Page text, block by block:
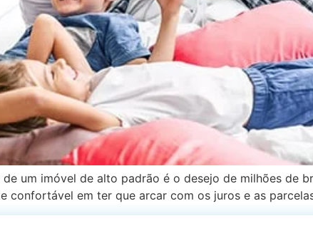
um imóvel de alto padrão é o desejo de milhões de
confortável em ter que arcar com os juros e as